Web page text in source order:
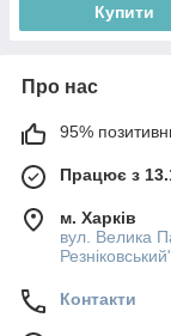
Купити
Про нас
95%
Працює з
м. Харків
вул. Велика
Контакти